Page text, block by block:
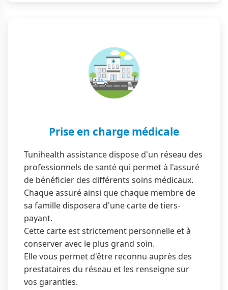
Prise en charge médicale
Tunihealth assistance dispose d'un réseau des
professionnels de santé qui permet à l'assuré
de bénéficier des différents soins médicaux.
Chaque assuré ainsi que chaque membre de
sa famille disposera d'une carte de tiers-
payant.
Cette carte est strictement personnelle et à
conserver avec le plus grand soin.
Elle vous permet d'être reconnu auprès des
prestataires du réseau et les renseigne sur
vos garanties.